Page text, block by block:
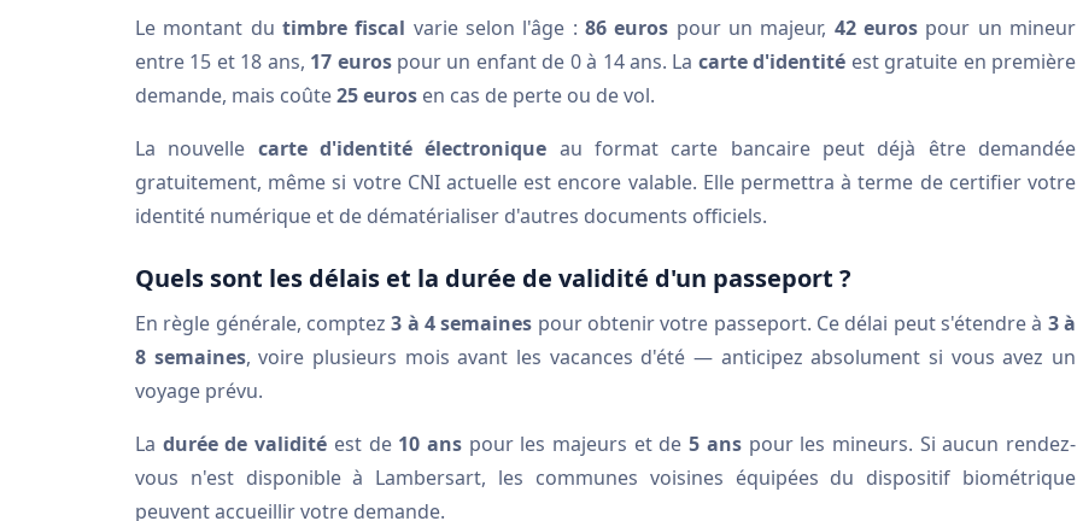
Le montant du timbre fiscal varie selon l'âge :86 euros pour un majeur, 42 euros pour un mineur
entre 15 et 18 ans, 17 eurospour un enfant de 0 à 14 ans. La carte d'identité est gratuite en première
demande, mais coûte25 euros en cas de perte ou de vol.
La nouvelle carte d'identité électronique au format carte bancaire peut déjà être demandée
gratuitement, même si votre CNI actuelle est encore valable. Elle permettra à terme de certifier votre
identité numérique et de dématérialiser d'autres documents officiels.
Quels sont les délais et la durée de validité d'un passeport ?
En règle générale, comptez3 à 4 semaines pour obtenir votre passeport. Ce délai peut s'étendre à 3 à
8 semaines, voire plusieurs mois avant les vacances d'été — anticipez absolument si vous avez un
voyage prévu.
La durée de validité est de 10 anspour les majeurs et de5 anspour les mineurs. Si aucun rendez-
vous n'est disponible à Lambersart, les communes voisines équipées du dispositif biométrique
peuvent accueillir votre demande.